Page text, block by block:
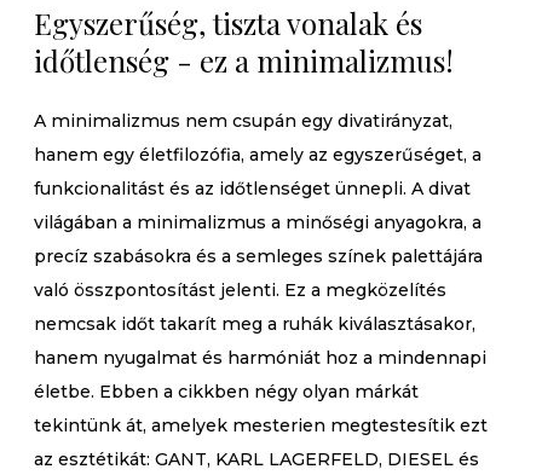
Egyszerűség, tiszta vonalak és
időtlenség - ez a minimalizmus!
A minimalizmus nem csupán egy divatirányzat,
hanem egy életfilozófia, amely az egyszerűséget, a
funkcionalitást és az időtlenséget ünnepli. A divat
világában a minimalizmus a minőségi anyagokra, a
precíz szabásokra és a semleges színek palettájára
való összpontosítást jelenti. Ez a megközelítés
nemcsak időt takarít meg a ruhák kiválasztásakor,
hanem nyugalmat és harmóniát hoz a mindennapi
életbe. Ebben a cikkben négy olyan márkát
tekintünk át, amelyek mesterien megtestesítik ezt
az esztétikát: GANT, KARL LAGERFELD, DIESEL és